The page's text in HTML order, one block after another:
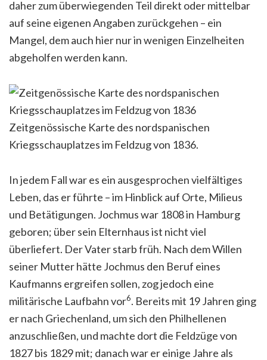
daher zum überwiegenden Teil direkt oder mittelbar
auf seine eigenen Angaben zurückgehen – ein
Mangel, dem auch hier nur in wenigen Einzelheiten
abgeholfen werden kann.
Zeitgenössische Karte des nordspanischen
Kriegsschauplatzes im Feldzug von 1836.
In jedem Fall war es ein ausgesprochen vielfältiges
Leben, das er führte – im Hinblick auf Orte, Milieus
und Betätigungen. Jochmus war 1808 in Hamburg
geboren; über sein Elternhaus ist nicht viel
überliefert. Der Vater starb früh. Nach dem Willen
seiner Mutter hätte Jochmus den Beruf eines
Kaufmanns ergreifen sollen, zog jedoch eine
militärische Laufbahn vor6. Bereits mit 19 Jahren ging
er nach Griechenland, um sich den Philhellenen
anzuschließen, und machte dort die Feldzüge von
1827 bis 1829 mit; danach war er einige Jahre als